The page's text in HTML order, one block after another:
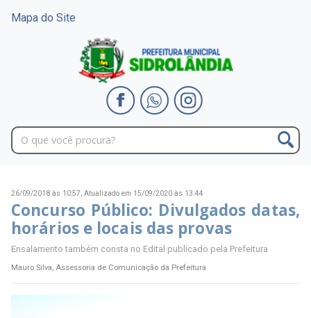
Mapa do Site
26/09/2018 às 10:57, Atualizado em 15/09/2020 às 13:44
Concurso Público: Divulgados datas,
horários e locais das provas
Ensalamento também consta no Edital publicado pela Prefeitura
Mauro Silva, Assessoria de Comunicação da Prefeitura